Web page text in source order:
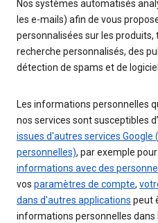
Nos systèmes automatisés
les e-mails) afin de vous
personnalisées sur les
recherche personnalisés, des
détection de spams et de
Les informations personnelles
nos services sont susceptibles
issues d'autres services
personnelles), par exemple pour
informations avec des
vos paramètres de compte,
dans d'autres applications peut
informations personnelles dans